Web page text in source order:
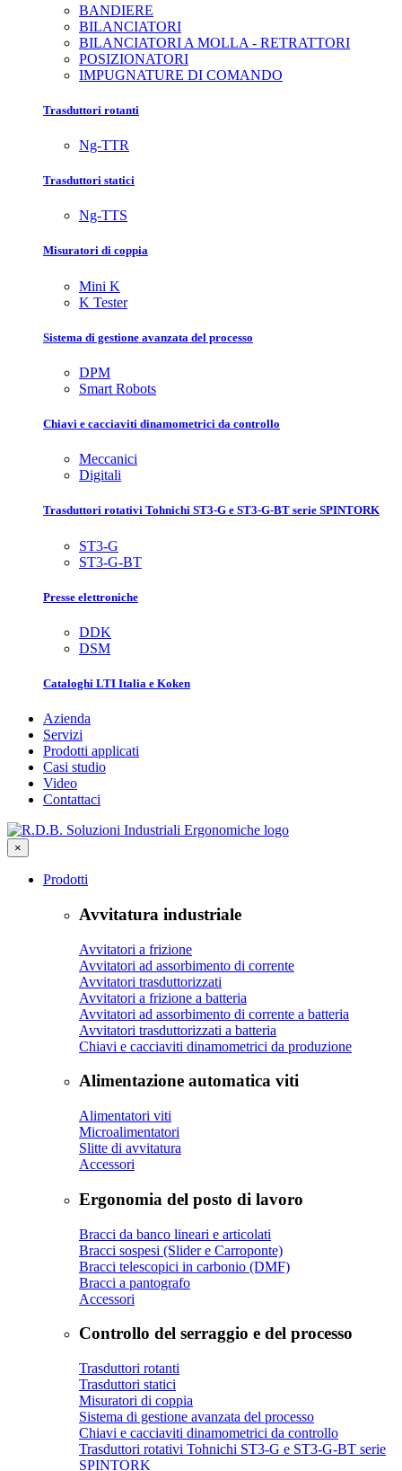
BANDIERE
BILANCIATORI
BILANCIATORI A MOLLA - RETRATTORI
POSIZIONATORI
IMPUGNATURE DI COMANDO
Trasduttori rotanti
Ng-TTR
Trasduttori statici
Ng-TTS
Misuratori di coppia
Mini K
K Tester
Sistema di gestione avanzata del processo
DPM
Smart Robots
Chiavi e cacciaviti dinamometrici da controllo
Meccanici
Digitali
Trasduttori rotativi Tohnichi ST3-G e ST3-G-BT serie SPINTORK
ST3-G
ST3-G-BT
Presse elettroniche
DDK
DSM
Cataloghi LTI Italia e Koken
Azienda
Servizi
Prodotti applicati
Casi studio
Video
Contattaci
×
Prodotti
Avvitatura industriale
Avvitatori a frizione
Avvitatori ad assorbimento di corrente
Avvitatori trasduttorizzati
Avvitatori a frizione a batteria
Avvitatori ad assorbimento di corrente a batteria
Avvitatori trasduttorizzati a batteria
Chiavi e cacciaviti dinamometrici da produzione
Alimentazione automatica viti
Alimentatori viti
Microalimentatori
Slitte di avvitatura
Accessori
Ergonomia del posto di lavoro
Bracci da banco lineari e articolati
Bracci sospesi (Slider e Carroponte)
Bracci telescopici in carbonio (DMF)
Bracci a pantografo
Accessori
Controllo del serraggio e del processo
Trasduttori rotanti
Trasduttori statici
Misuratori di coppia
Sistema di gestione avanzata del processo
Chiavi e cacciaviti dinamometrici da controllo
Trasduttori rotativi Tohnichi ST3-G e ST3-G-BT serie
SPINTORK